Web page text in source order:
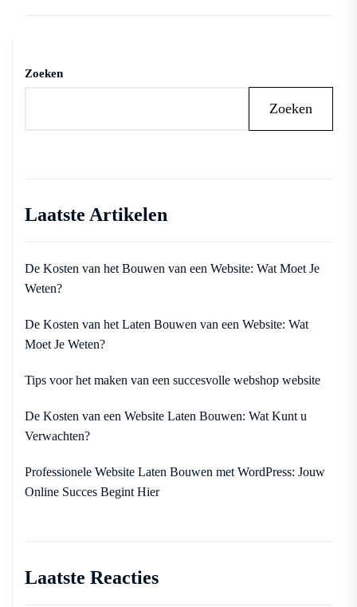
Zoeken
Zoeken
Laatste Artikelen
De Kosten van het Bouwen van een Website: Wat Moet Je
Weten?
De Kosten van het Laten Bouwen van een Website: Wat
Moet Je Weten?
Tips voor het maken van een succesvolle webshop website
De Kosten van een Website Laten Bouwen: Wat Kunt u
Verwachten?
Professionele Website Laten Bouwen met WordPress: Jouw
Online Succes Begint Hier
Laatste Reacties